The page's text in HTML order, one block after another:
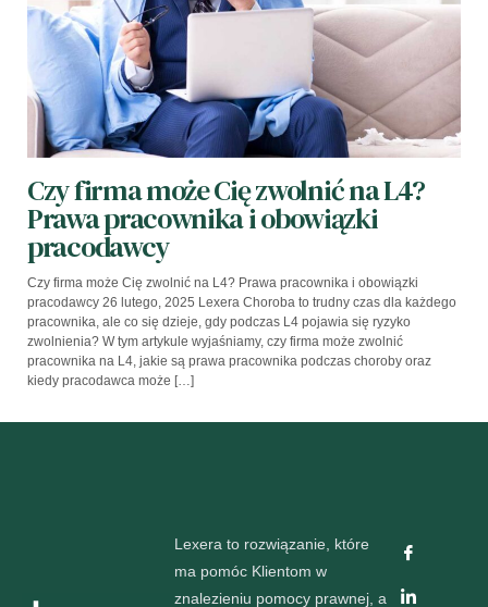
Czy firma może Cię zwolnić na L4?
Prawa pracownika i obowiązki
pracodawcy
Czy firma może Cię zwolnić na L4? Prawa pracownika i obowiązki
pracodawcy 26 lutego, 2025 Lexera Choroba to trudny czas dla każdego
pracownika, ale co się dzieje, gdy podczas L4 pojawia się ryzyko
zwolnienia? W tym artykule wyjaśniamy, czy firma może zwolnić
pracownika na L4, jakie są prawa pracownika podczas choroby oraz
kiedy pracodawca może […]
Lexera to rozwiązanie, które
ma pomóc Klientom w
znalezieniu pomocy prawnej, a